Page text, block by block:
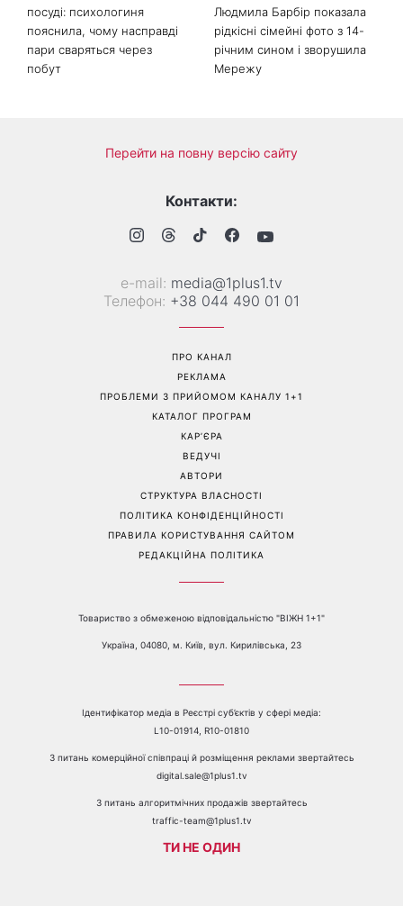
посуді: психологиня
пояснила, чому насправді
пари сваряться через
побут
Людмила Барбір показала
рідкісні сімейні фото з 14-
річним сином і зворушила
Мережу
Перейти на повну версію сайту
Контакти:
е-mail: media@1plus1.tv
Телефон: +38 044 490 01 01
ПРО КАНАЛ
РЕКЛАМА
ПРОБЛЕМИ З ПРИЙОМОМ КАНАЛУ 1+1
КАТАЛОГ ПРОГРАМ
КАР’ЄРА
ВЕДУЧІ
АВТОРИ
СТРУКТУРА ВЛАСНОСТІ
ПОЛІТИКА КОНФІДЕНЦІЙНОСТІ
ПРАВИЛА КОРИСТУВАННЯ САЙТОМ
РЕДАКЦІЙНА ПОЛІТИКА
Товариство з обмеженою відповідальністю "ВІЖН 1+1"
Україна, 04080, м. Київ, вул. Кирилівська, 23
Ідентифікатор медіа в Реєстрі суб’єктів у сфері медіа:
L10-01914, R10-01810
З питань комерційної співпраці й розміщення реклами звертайтесь
digital.sale@1plus1.tv
З питань алгоритмічних продажів звертайтесь
traffic-team@1plus1.tv
ТИ НЕ ОДИН